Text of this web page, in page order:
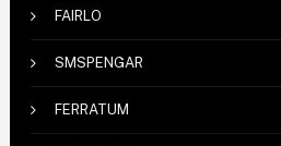
FAIRLO
SMSPENGAR
FERRATUM